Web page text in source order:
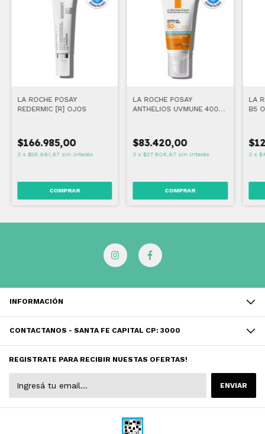
LA ROCHE POSAY
REDERMIC [R] OJOS
$166.985,00
3 x $55.661,67 sin interés
LA ROCHE POSAY
ANTHELIOS UVMUNE 400
$83.420,00
3 x $27.806,67 sin interés
LA
B5
3 x
INFORMACIÓN
CONTACTANOS - SANTA FE CAPITAL CP: 3000
REGISTRATE PARA RECIBIR NUESTAS OFERTAS!